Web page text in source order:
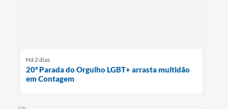
Há 2 dias
20ª Parada do Orgulho LGBT+ arrasta multidão
em Contagem